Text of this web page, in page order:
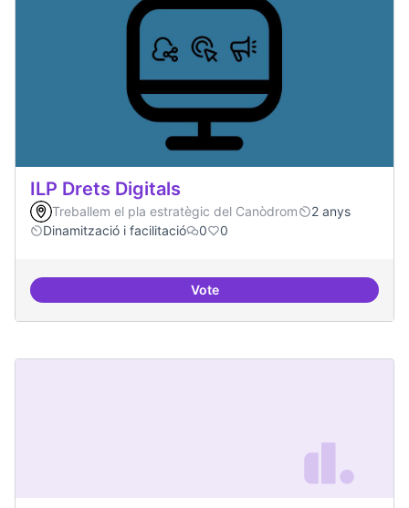
ILP Drets Digitals
Treballem el pla estratègic del Canòdrom
2 anys
Dinamització i facilitació
0 0
VoteILP Drets Digitals